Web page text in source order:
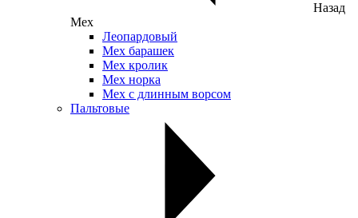
Назад
Мех
Леопардовый
Мех барашек
Мех кролик
Мех норка
Мех с длинным ворсом
Пальтовые